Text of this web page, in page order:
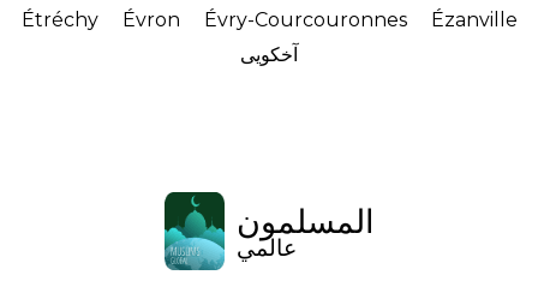
Étréchy Évron Évry-Courcouronnes
Ézanville
آخکویی
المسلمون
عالمي